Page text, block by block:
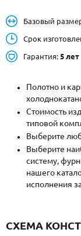
Металлические
НАЙТИ:
Базовый
Срок
Гарантия: 5 лет
Полотно и
Стоимость
типовой
Выберите
Выберите
систему,
нашего
исполнения
СХЕМА